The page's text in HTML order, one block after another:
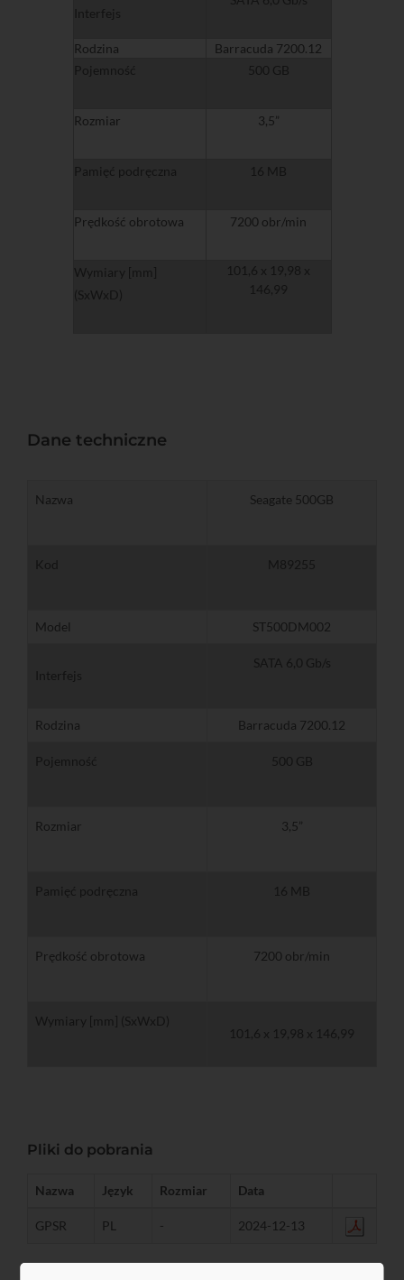
Interfejs
Rodzina
Barracuda 7200.12
Pojemność
500 GB
Rozmiar 3,5”
Pamięć podręczna 16 MB
Prędkość obrotowa 7200 obr/min
Wymiary [mm]
(SxWxD)
101,6 x 19,98 x
146,99
Dane techniczne
Nazwa Seagate 500GB
Kod M89255
Model ST500DM002
Interfejs
SATA 6,0 Gb/s
Rodzina Barracuda 7200.12
Pojemność 500 GB
Rozmiar 3,5”
Pamięć podręczna 16 MB
Prędkość obrotowa 7200 obr/min
Wymiary [mm] (SxWxD)
101,6 x 19,98 x 146,99
Pliki do pobrania
Nazwa Język Rozmiar Data
GPSR PL - 2024-12-13